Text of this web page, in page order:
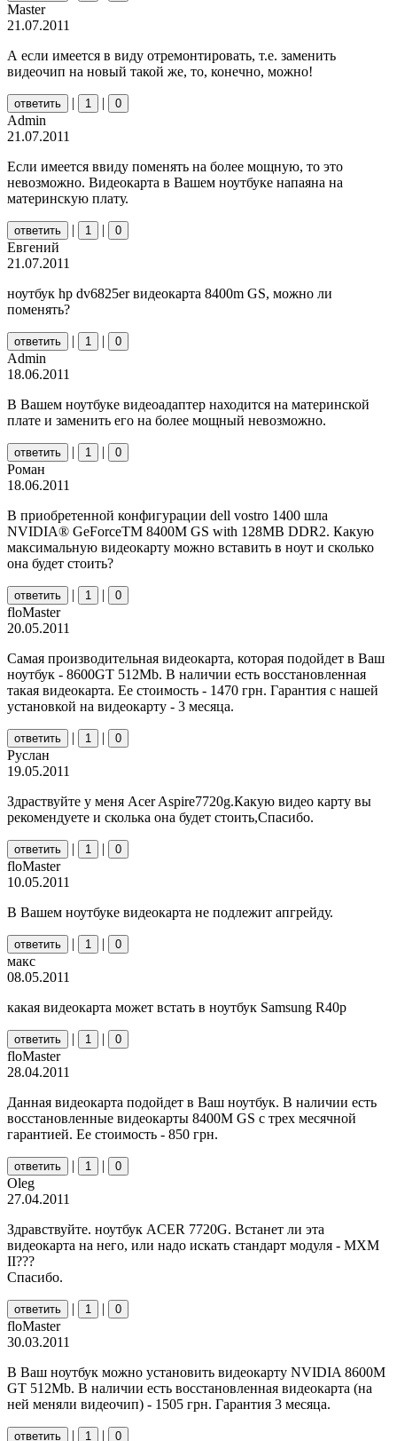
Master
21.07.2011
А если имеется в виду отремонтировать, т.е. заменить
видеочип на новый такой же, то, конечно, можно!
ответить | 1 | 0
Admin
21.07.2011
Если имеется ввиду поменять на более мощную, то это
невозможно. Видеокарта в Вашем ноутбуке напаяна на
материнскую плату.
ответить | 1 | 0
Евгений
21.07.2011
ноутбук hp dv6825er видеокарта 8400m GS, можно ли
поменять?
ответить | 1 | 0
Admin
18.06.2011
В Вашем ноутбуке видеоадаптер находится на материнской
плате и заменить его на более мощный невозможно.
ответить | 1 | 0
Роман
18.06.2011
В приобретенной конфигурации dell vostro 1400 шла
NVIDIA® GeForceTM 8400M GS with 128MB DDR2. Какую
максимальную видеокарту можно вставить в ноут и сколько
она будет стоить?
ответить | 1 | 0
floMaster
20.05.2011
Самая производительная видеокарта, которая подойдет в Ваш
ноутбук - 8600GT 512Mb. В наличии есть восстановленная
такая видеокарта. Ее стоимость - 1470 грн. Гарантия с нашей
установкой на видеокарту - 3 месяца.
ответить | 1 | 0
Руслан
19.05.2011
Здраствуйте у меня Acer Aspire7720g.Какую видео карту вы
рекомендуете и сколька она будет стоить,Спасибо.
ответить | 1 | 0
floMaster
10.05.2011
В Вашем ноутбуке видеокарта не подлежит апгрейду.
ответить | 1 | 0
макс
08.05.2011
какая видеокарта может встать в ноутбук Samsung R40p
ответить | 1 | 0
floMaster
28.04.2011
Данная видеокарта подойдет в Ваш ноутбук. В наличии есть
восстановленные видеокарты 8400M GS с трех месячной
гарантией. Ее стоимость - 850 грн.
ответить | 1 | 0
Oleg
27.04.2011
Здравствуйте. ноутбук ACER 7720G. Встанет ли эта
видеокарта на него, или надо искать стандарт модуля - MXM
ІI???
Спасибо.
ответить | 1 | 0
floMaster
30.03.2011
В Ваш ноутбук можно установить видеокарту NVIDIA 8600M
GT 512Mb. В наличии есть восстановленная видеокарта (на
ней меняли видеочип) - 1505 грн. Гарантия 3 месяца.
ответить | 1 | 0